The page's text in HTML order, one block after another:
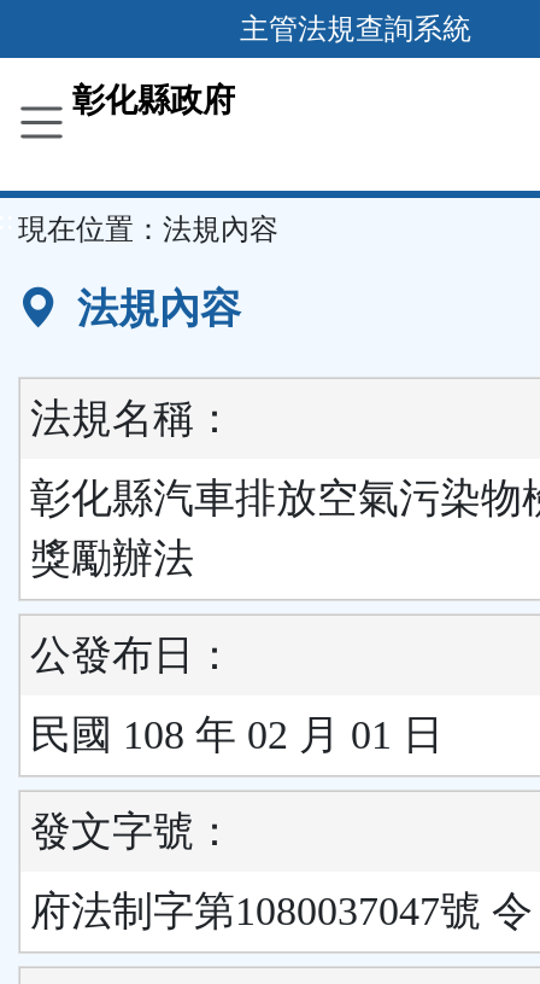
到
要
容
區
主管法規查詢系統
彰化縣政府
現在位置： 法規內容
法規內容
法規名稱：
彰化縣汽車排放空氣污染物
獎勵辦法
公發布日：
民國 108 年 02 月 01 日
發文字號：
府法制字第1080037047號 令